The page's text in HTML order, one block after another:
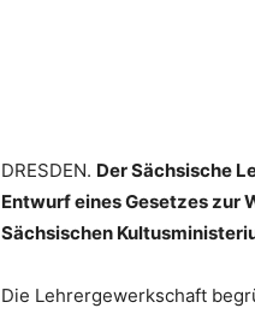
DRESDEN. Der Sächsische
Entwurf eines Gesetzes zur
Sächsischen
Die Lehrergewerkschaft